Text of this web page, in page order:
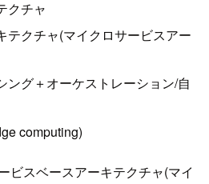
クチャ
テクチャ(マイクロサービスアー
ング＋オーケストレーション/自
computing)
ビスベースアーキテクチャ(マイ